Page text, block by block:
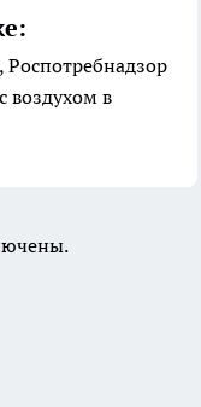
Роспотребнадзор
воздухом в